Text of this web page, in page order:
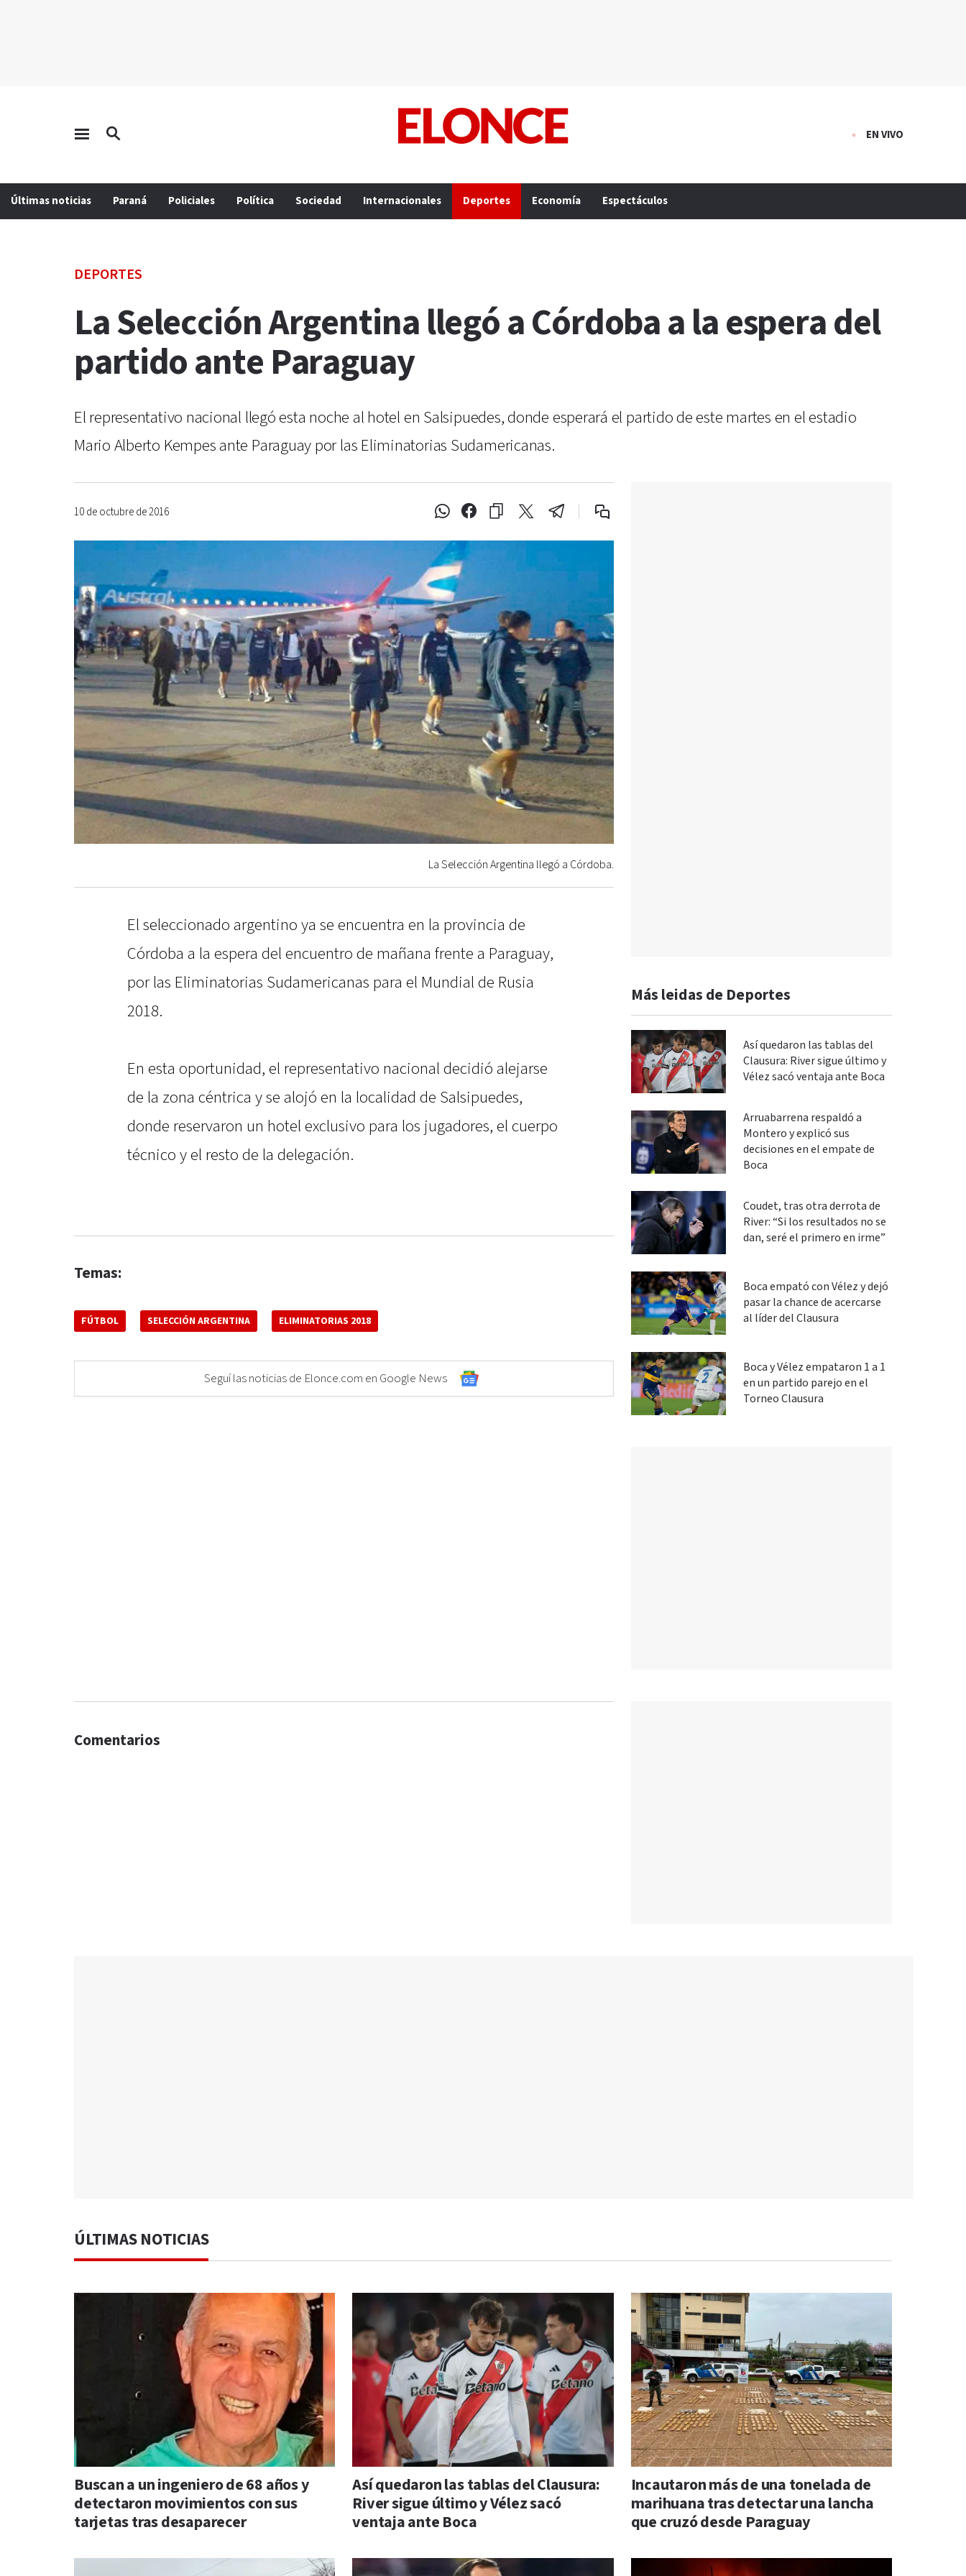
EN VIVO
Últimas noticias Paraná Policiales Política Sociedad Internacionales Deportes Economía Espectáculos
DEPORTES
La Selección Argentina llegó a Córdoba a la espera del
partido ante Paraguay
El representativo nacional llegó esta noche al hotel en Salsipuedes, donde esperará el partido de este martes en el estadio
Mario Alberto Kempes ante Paraguay por las Eliminatorias Sudamericanas.
10 de octubre de 2016
La Selección Argentina llegó a Córdoba.
El seleccionado argentino ya se encuentra en la provincia de
Córdoba a la espera del encuentro de mañana frente a Paraguay,
por las Eliminatorias Sudamericanas para el Mundial de Rusia
2018.
En esta oportunidad, el representativo nacional decidió alejarse
de la zona céntrica y se alojó en la localidad de Salsipuedes,
donde reservaron un hotel exclusivo para los jugadores, el cuerpo
técnico y el resto de la delegación.
Temas:
FÚTBOL SELECCIÓN ARGENTINA ELIMINATORIAS 2018
Seguí las noticias de Elonce.com en Google News
Más leidas de Deportes
Así quedaron las tablas del
Clausura: River sigue último y
Vélez sacó ventaja ante Boca
Arruabarrena respaldó a
Montero y explicó sus
decisiones en el empate de
Boca
Coudet, tras otra derrota de
River: “Si los resultados no se
dan, seré el primero en irme”
Boca empató con Vélez y dejó
pasar la chance de acercarse
al líder del Clausura
Boca y Vélez empataron 1 a 1
en un partido parejo en el
Torneo Clausura
Comentarios
ÚLTIMAS NOTICIAS
Buscan a un ingeniero de 68 años y
detectaron movimientos con sus
tarjetas tras desaparecer
Así quedaron las tablas del Clausura:
River sigue último y Vélez sacó
ventaja ante Boca
Incautaron más de una tonelada de
marihuana tras detectar una lancha
que cruzó desde Paraguay